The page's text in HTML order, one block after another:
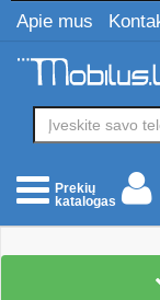
Apie mus
Prekių
katalogas